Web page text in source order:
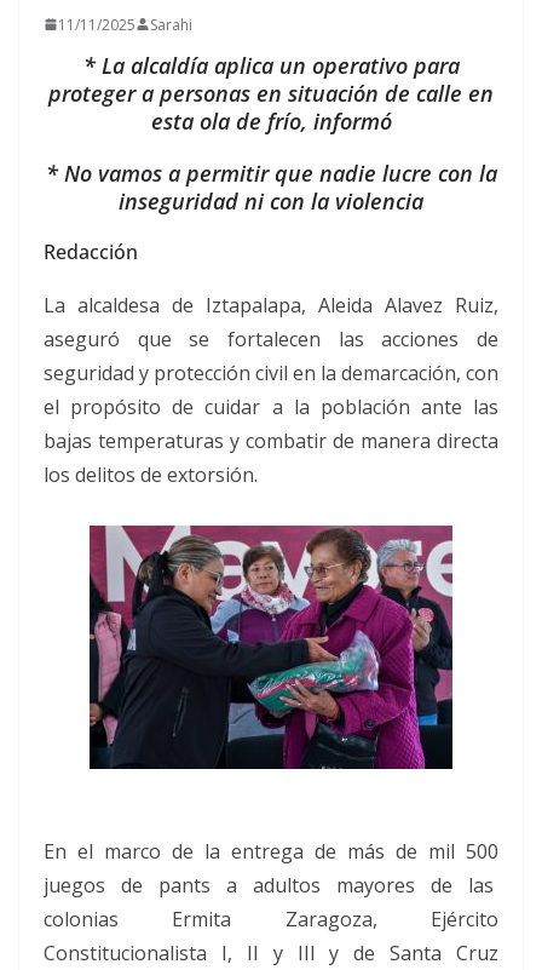
11/11/2025 Sarahi
* La alcaldía aplica un operativo para
proteger a personas en situación de calle en
esta ola de frío, informó
* No vamos a permitir que nadie lucre con la
inseguridad ni con la violencia
Redacción
La alcaldesa de Iztapalapa, Aleida Alavez Ruiz,
aseguró que se fortalecen las acciones de
seguridad y protección civil en la demarcación, con
el propósito de cuidar a la población ante las
bajas temperaturas y combatir de manera directa
los delitos de extorsión.
En el marco de la entrega de más de mil 500
juegos de pants a adultos mayores de las
colonias Ermita Zaragoza, Ejército
Constitucionalista I, II y III y de Santa Cruz